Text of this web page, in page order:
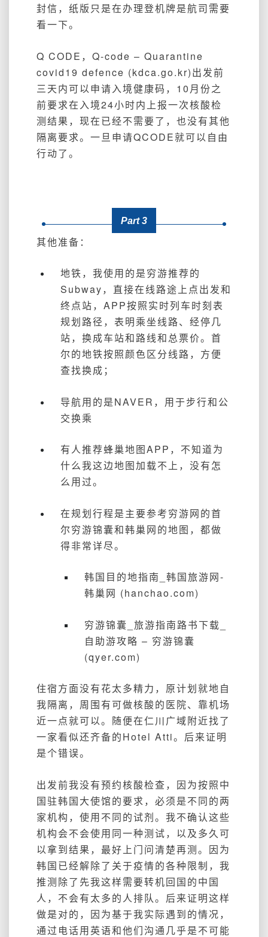
封信，纸版只是在办理登机牌是航司需要
看一下。
Q CODE， Q-code – Quarantine
covid19 defence (kdca.go.kr)出发前
三天内可以申请入境健康码，10月份之
前要求在入境24小时内上报一次核酸检
测结果，现在已经不需要了，也没有其他
隔离要求。一旦申请QCODE就可以自由
行动了。
Part 3
其他准备：
地铁，我使用的是穷游推荐的
Subway，直接在线路途上点出发和
终点站，APP按照实时列车时刻表
规划路径，表明乘坐线路、经停几
站，换成车站和路线和总票价。首
尔的地铁按照颜色区分线路，方便
查找换成；
导航用的是NAVER，用于步行和公
交换乘
有人推荐蜂巢地图APP，不知道为
什么我这边地图加载不上，没有怎
么用过。
在规划行程是主要参考穷游网的首
尔穷游锦囊和韩巢网的地图，都做
得非常详尽。
韩国目的地指南_韩国旅游网-
韩巢网 (hanchao.com)
穷游锦囊_旅游指南路书下载_
自助游攻略 – 穷游锦囊
(qyer.com)
住宿方面没有花太多精力，原计划就地自
我隔离，周围有可做核酸的医院、靠机场
近一点就可以。随便在仁川广域附近找了
一家看似还齐备的Hotel Atti。后来证明
是个错误。
出发前我没有预约核酸检查，因为按照中
国驻韩国大使馆的要求，必须是不同的两
家机构，使用不同的试剂。我不确认这些
机构会不会使用同一种测试，以及多久可
以拿到结果，最好上门问清楚再测。因为
韩国已经解除了关于疫情的各种限制，我
推测除了先我这样需要转机回国的中国
人，不会有太多的人排队。后来证明这样
做是对的，因为基于我实际遇到的情况，
通过电话用英语和他们沟通几乎是不可能